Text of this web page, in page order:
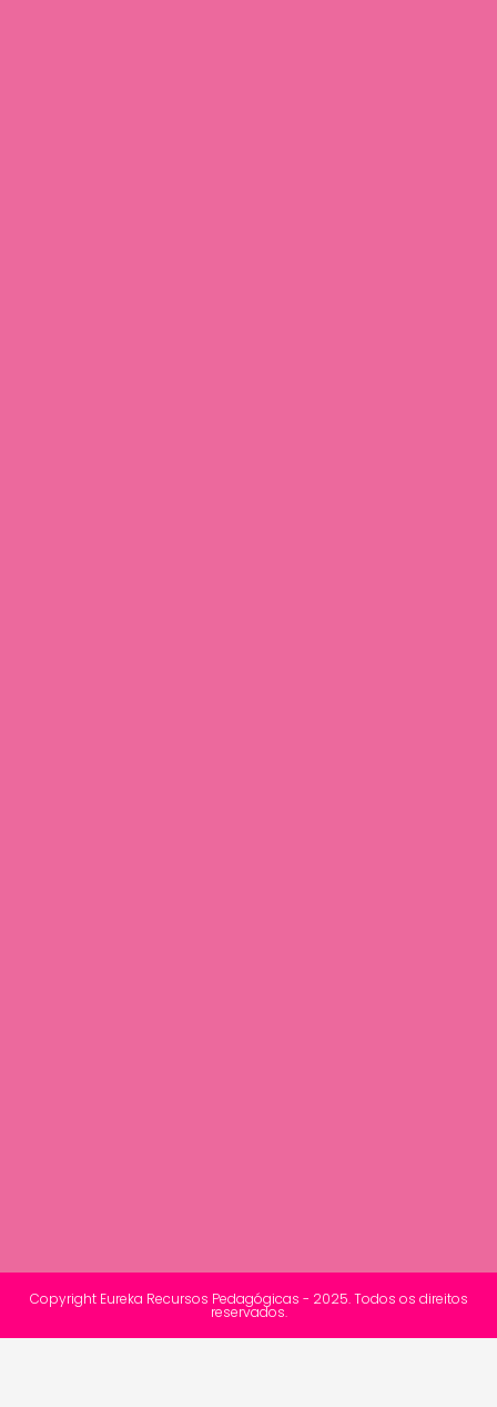
Copyright Eureka Recursos Pedagógicas - 2025. Todos os direitos
reservados.